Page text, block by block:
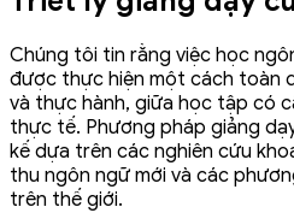
Chúng tôi tin rằng việc học
được thực hiện một cách toàn
và thực hành, giữa học tập có
thực tế. Phương pháp giảng
kế dựa trên các nghiên cứu
thu ngôn ngữ mới và các
trên thế giới.